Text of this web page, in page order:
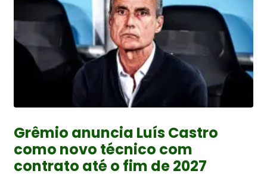
Grêmio anuncia Luís Castro
como novo técnico com
contrato até o fim de 2027